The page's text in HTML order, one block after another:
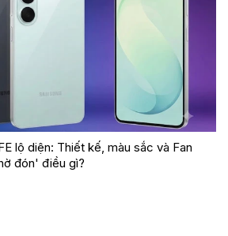
lộ diện: Thiết kế, màu sắc và Fan
đón' điều gì?